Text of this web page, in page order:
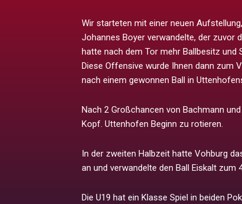
Wir starteten mit einer neuen
Johannes Boyer verwandelte, der zuvor
hatte nach dem Tor mehr Ballbesitz und
Diese Offensive wurde Ihnen dann zum
nach einem gewonnen Ball in
Nach 2 Großchancen von Bachmann
Kopf. Uttenhofen Beginn zu rotieren.
In der zweiten Halbzeit hatte Vohburg
an und verwandelte den Ball Eiskalt zum
Die U19 hat ein Klasse Spiel in beiden